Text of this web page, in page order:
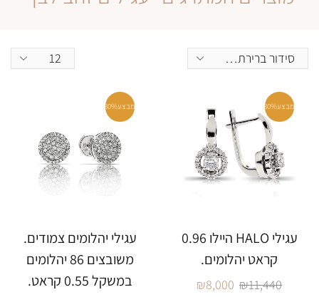
מבצע30%
עגילי HALO היילו 0.96
קראט יהלומים.
₪11,440
₪8,000
מבצע30%
עגילי יהלומים צמודים.
משובצים 86 יהלומים
במשקל 0.55 קראט.